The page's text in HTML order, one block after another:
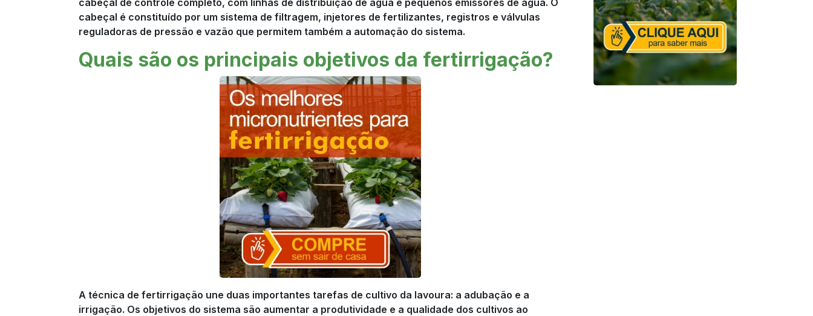
cabeçal de controle completo, com linhas de distribuição de água e pequenos emissores de água. O
cabeçal é constituído por um sistema de filtragem, injetores de fertilizantes, registros e válvulas
reguladoras de pressão e vazão que permitem também a automação do sistema.
Quais são os principais objetivos da fertirrigação?
A técnica de fertirrigação une duas importantes tarefas de cultivo da lavoura: a adubação e a
irrigação. Os objetivos do sistema são aumentar a produtividade e a qualidade dos cultivos ao